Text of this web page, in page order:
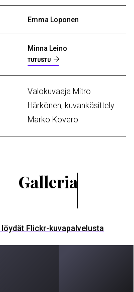
Emma Loponen
Minna Leino
TUTUSTU
Valokuvaaja Mitro
Härkönen, kuvankäsittely
Marko Kovero
Galleria
Flickr-kuvapalvelusta